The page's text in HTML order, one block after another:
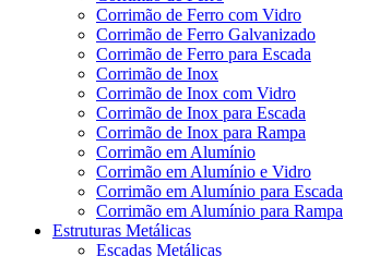
Corrimão de Ferro com Vidro
Corrimão de Ferro Galvanizado
Corrimão de Ferro para Escada
Corrimão de Inox
Corrimão de Inox com Vidro
Corrimão de Inox para Escada
Corrimão de Inox para Rampa
Corrimão em Alumínio
Corrimão em Alumínio e Vidro
Corrimão em Alumínio para Escada
Corrimão em Alumínio para Rampa
Estruturas Metálicas
Escadas Metálicas